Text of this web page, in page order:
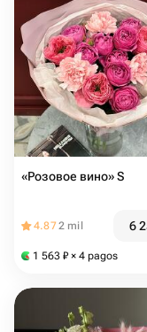
«Розовое вино» S
4.872 mil 6
1 563 ₽ × 4 pagos